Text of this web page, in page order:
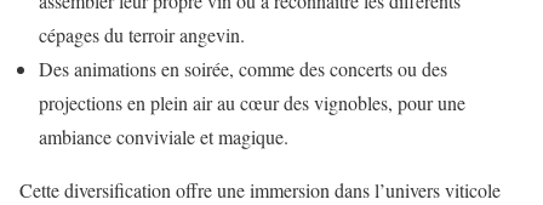
cépages du terroir angevin.
Des animations en soirée, comme des concerts ou des
projections en plein air au cœur des vignobles, pour une
ambiance conviviale et magique.
Cette diversification offre une immersion dans l’univers viticole